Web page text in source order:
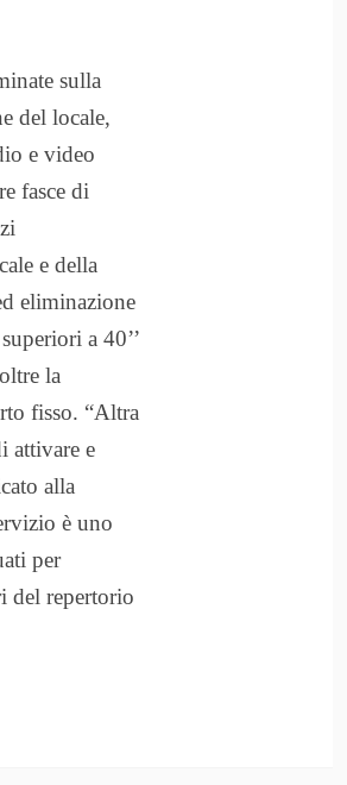
sulla
del locale,
e video
fasce di
e della
eliminazione
a 40’’
la
fisso. “Altra
attivare e
alla
è uno
per
del repertorio